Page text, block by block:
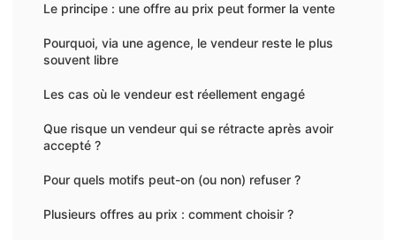
Le principe : une offre au prix peut former la vente
Pourquoi, via une agence, le vendeur reste le plus
souvent libre
Les cas où le vendeur est réellement engagé
Que risque un vendeur qui se rétracte après avoir
accepté ?
Pour quels motifs peut-on (ou non) refuser ?
Plusieurs offres au prix : comment choisir ?